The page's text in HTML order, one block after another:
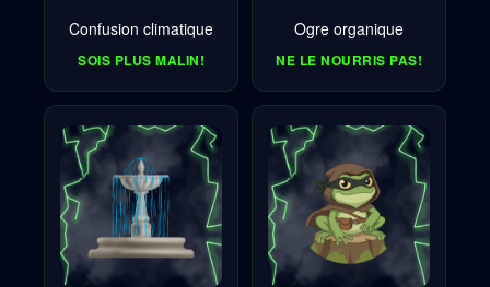
Confusion climatique
SOIS PLUS MALIN!
Ogre organique
NE LE NOURRIS PAS!